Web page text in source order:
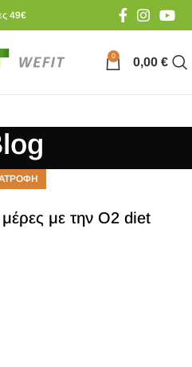
49€
0 0,00 €
με την Ο2 diet